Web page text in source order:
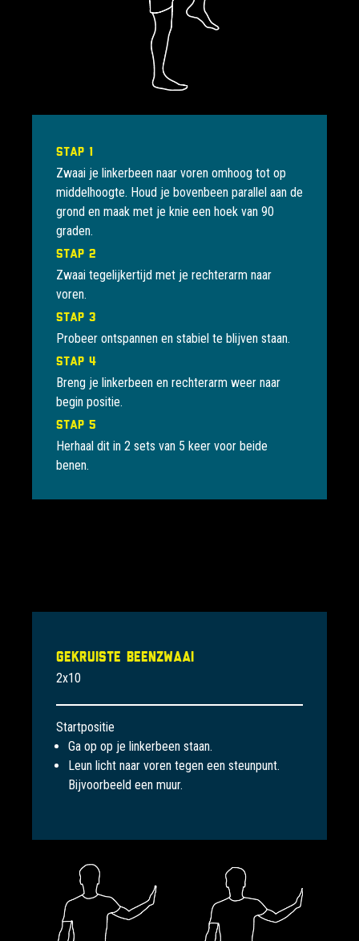
Stap 1
Zwaai je linkerbeen naar voren omhoog tot op
middelhoogte. Houd je bovenbeen parallel aan de
grond en maak met je knie een hoek van 90
graden.
Stap 2
Zwaai tegelijkertijd met je rechterarm naar
voren.
Stap 3
Probeer ontspannen en stabiel te blijven staan.
Stap 4
Breng je linkerbeen en rechterarm weer naar
begin positie.
Stap 5
Herhaal dit in 2 sets van 5 keer voor beide
benen.
Gekruiste beenzwaai
2x10
Startpositie
Ga op op je linkerbeen staan.
Leun licht naar voren tegen een steunpunt.
Bijvoorbeeld een muur.